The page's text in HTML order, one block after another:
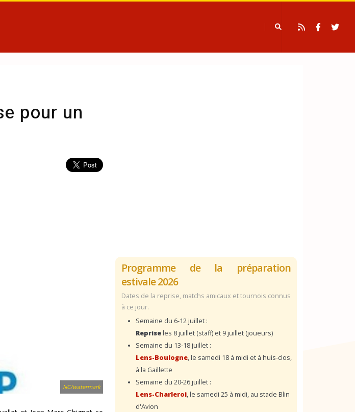
pour un
NC/watermark
Programme de la préparation
estivale 2026
Dates de la reprise, matchs amicaux et tournois connus
à ce jour.
Semaine du 6-12 juillet :
Repriseles 8 juillet (staff) et 9 juillet (joueurs)
Semaine du 13-18 juillet :
Lens-Boulogne, le samedi 18 à midi et à huis-clos,
à la Gaillette
Semaine du 20-26 juillet :
Lens-Charleroi, le samedi 25 à midi, au stade Blin
d'Avion